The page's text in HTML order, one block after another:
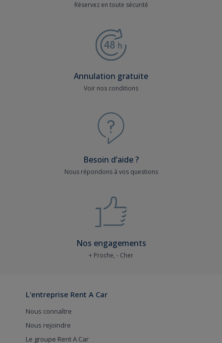
Réservez en toute sécurité
Annulation gratuite
Voir nos conditions
Besoin d’aide ?
Nous répondons à vos questions
Nos engagements
+ Proche, - Cher
L'entreprise Rent A Car
Nous connaître
Nous rejoindre
Le groupe Rent A Car